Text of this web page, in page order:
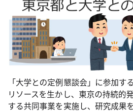
「大学との定例懇談会」に参加す
リソースを生かし、東京の持続的
する共同事業を実施し、研究成果